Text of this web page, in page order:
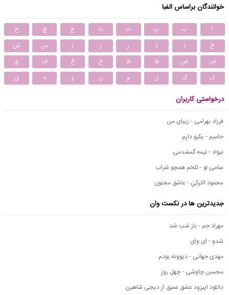
خوانندگان براساس الفبا
ا ب پ ت ث ج چ
ح
خ
د ذ ر ز ژ س
ش
ص
ض ط ظ ع غ ف
ق
ک
گ ل م ن و ه ی
درخواستی کاربران
فرزاد بهرامی - زیبای من
حامیم - یکیو دارم
نیواد - نیمه گمشدمی
سامی لو - تلخم همچو شراب
محمود التركي - عاشق مجنون
جدیدترین ها در نکست وان
مهراد جم - باز شب شد
شدو - ای وای
مهدی جهانی - دیوونه بودم
محسن چاوشی - چهل روز
دانلود اپیزود عشق عمیق از دیجی شاهین